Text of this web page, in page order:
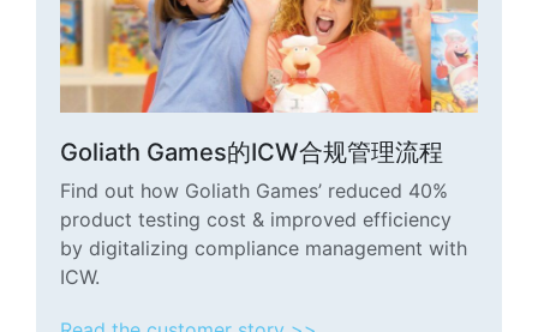
Goliath Games的ICW合规管理流程
Find out how Goliath Games’ reduced 40%
product testing cost & improved efficiency
by digitalizing compliance management with
ICW.